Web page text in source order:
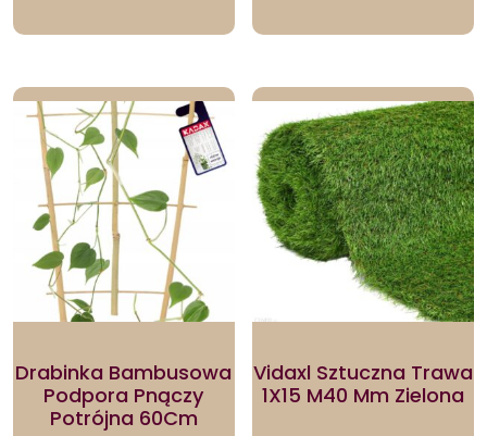
Drabinka Bambusowa
Podpora Pnączy
Potrójna 60Cm
Vidaxl Sztuczna Trawa
1X15 M40 Mm Zielona